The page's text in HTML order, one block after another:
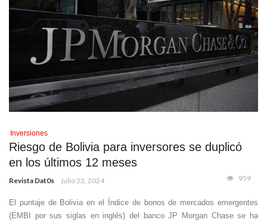
Inversiones
Riesgo de Bolivia para inversores se duplicó
en los últimos 12 meses
Revista Dat0s julio 23, 2024 959
El puntaje de Bolivia en el Índice de bonos de mercados emergentes
(EMBI por sus siglas en inglés) del banco JP Morgan Chase se ha